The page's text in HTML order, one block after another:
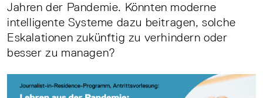
Jahren der Pandemie. Könnten moderne
intelligente Systeme dazu beitragen, solche
Eskalationen zukünftig zu verhindern oder
besser zu managen?